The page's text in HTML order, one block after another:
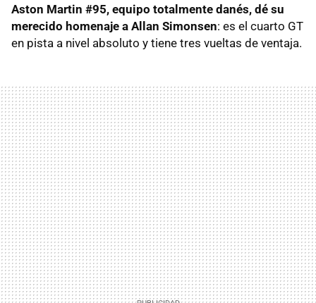
Aston Martin #95, equipo totalmente danés, dé su
merecido homenaje a Allan Simonsen: es el cuarto GT
en pista a nivel absoluto y tiene tres vueltas de ventaja.